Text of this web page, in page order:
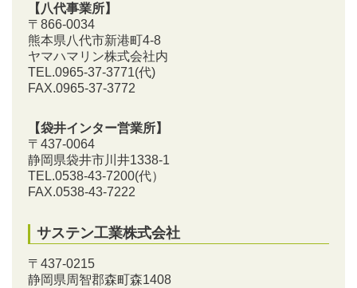
【八代事業所】
〒866-0034
熊本県八代市新港町4-8
ヤマハマリン株式会社内
TEL.0965-37-3771(代)
FAX.0965-37-3772
【袋井インター営業所】
〒437-0064
静岡県袋井市川井1338-1
TEL.0538-43-7200(代）
FAX.0538-43-7222
サステン工業株式会社
〒437-0215
静岡県周智郡森町森1408